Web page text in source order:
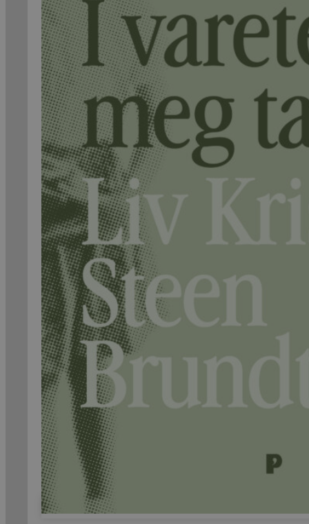
Krim
Noveller
Roman
Tegneserier
Annet
Outlet
— kvalitetslitteratur
til
99,-
Forfattere
Våre
utvalgte
Våre
bøker
Sakprosa
Biografisk
Debatt